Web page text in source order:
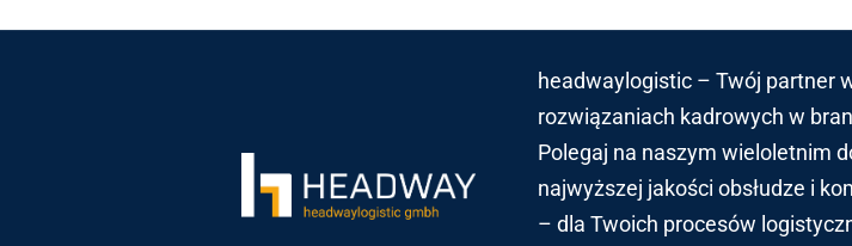
headwaylogistic – Twój partner
rozwiązaniach kadrowych w
Polegaj na naszym wieloletnim
najwyższej jakości obsłudze i
– dla Twoich procesów